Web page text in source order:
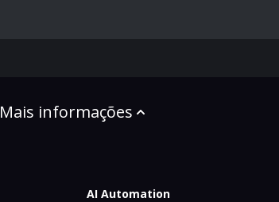
Mais informações
AI Automation